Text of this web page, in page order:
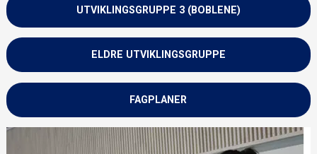
UTVIKLINGSGRUPPE 3 (BOBLENE)
ELDRE UTVIKLINGSGRUPPE
FAGPLANER